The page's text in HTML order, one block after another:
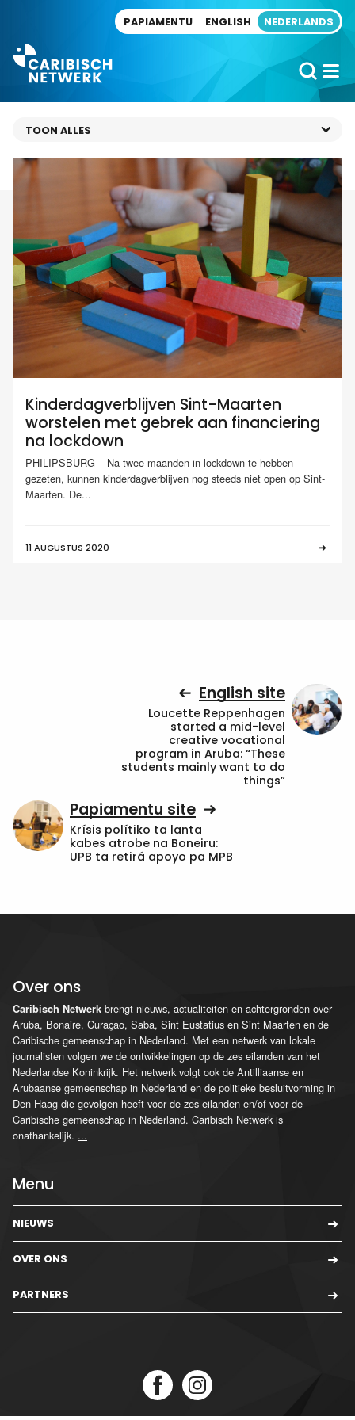
PAPIAMENTU ENGLISH NEDERLANDS
Kinderdagverblijven Sint-Maarten
worstelen met gebrek aan financiering
na lockdown
PHILIPSBURG – Na twee maanden in lockdown te hebben
gezeten, kunnen kinderdagverblijven nog steeds niet open op Sint-
Maarten. De...
11 AUGUSTUS 2020
English site
Loucette Reppenhagen
started a mid-level
creative vocational
program in Aruba: “These
students mainly want to do
things”
Papiamentu site
Krísis polítiko ta lanta
kabes atrobe na Boneiru:
UPB ta retirá apoyo pa MPB
Over ons
Caribisch Netwerk brengt nieuws, actualiteiten en achtergronden over
Aruba, Bonaire, Curaçao, Saba, Sint Eustatius en Sint Maarten en de
Caribische gemeenschap in Nederland. Met een netwerk van lokale
journalisten volgen we de ontwikkelingen op de zes eilanden van het
Nederlandse Koninkrijk. Het netwerk volgt ook de Antilliaanse en
Arubaanse gemeenschap in Nederland en de politieke besluitvorming in
Den Haag die gevolgen heeft voor de zes eilanden en/of voor de
Caribische gemeenschap in Nederland. Caribisch Netwerk is
onafhankelijk. ...
Menu
NIEUWS
OVER ONS
PARTNERS